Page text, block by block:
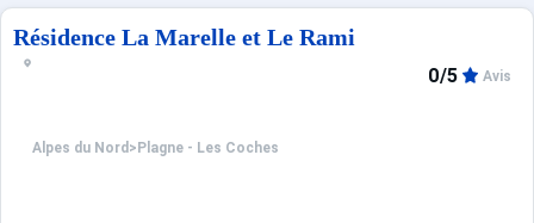
Résidence La Marelle et Le Rami
Alpes du Nord > Plagne - Les Coches
0/5 Avis